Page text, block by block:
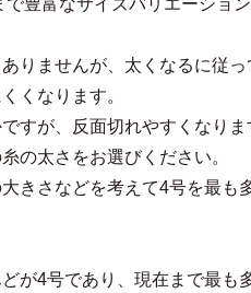
豊富なサイズバリエーショ
りませんが、太くなるに従
くなります。
すが、反面切れやすくなりま
の太さをお選びください。
きさなどを考えて4号を最も
が4号であり、現在まで最も